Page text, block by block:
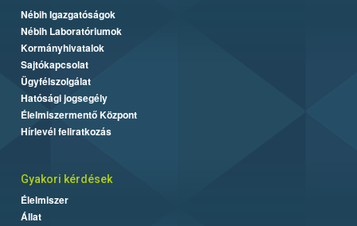
Nébih Igazgatóságok
Nébih Laboratóriumok
Kormányhivatalok
Sajtókapcsolat
Ügyfélszolgálat
Hatósági jogsegély
Élelmiszermentő Központ
Hírlevél feliratkozás
Gyakori kérdések
Élelmiszer
Állat